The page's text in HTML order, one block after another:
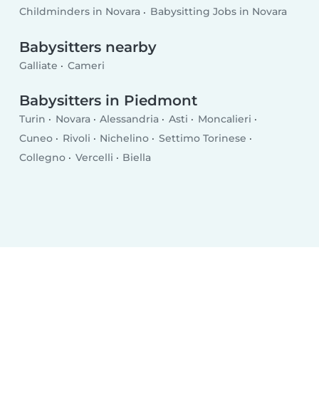
Childminders in Novara
Babysitting Jobs in Novara
Babysitters nearby
Galliate Cameri
Babysitters in Piedmont
Turin Novara Alessandria Asti
Moncalieri
Cuneo
Rivoli Nichelino
Settimo Torinese
Collegno
Vercelli Biella